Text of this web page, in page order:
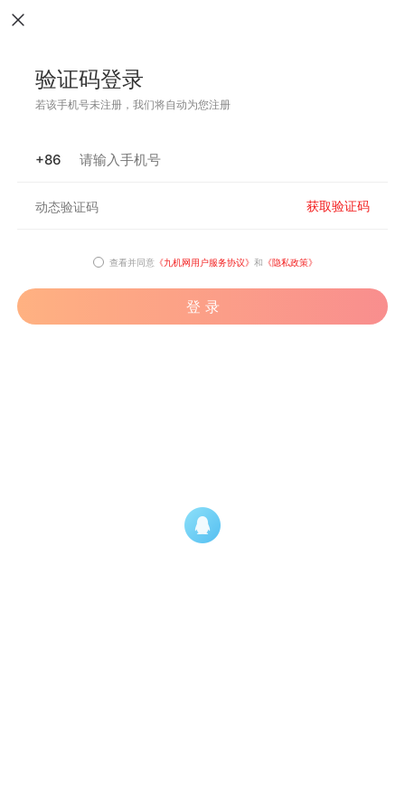
验证码登录
若该手机号未注册，我们将自动为您注册
+86
获取验证码
查看并同意 《九机网用户服务协议》 和 《隐私政策》
登 录